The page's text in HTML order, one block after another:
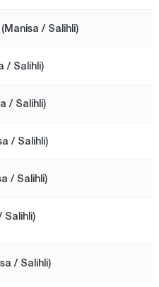
(Manisa / Salihli)
/ Salihli)
/ Salihli)
/ Salihli)
/ Salihli)
Salihli)
/ Salihli)